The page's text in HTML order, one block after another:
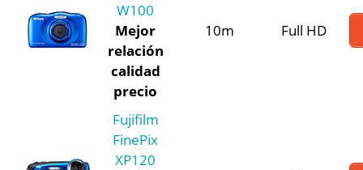
W100
Mejor
relación
calidad
precio
10m Full HD
Fujifilm
FinePix
XP120